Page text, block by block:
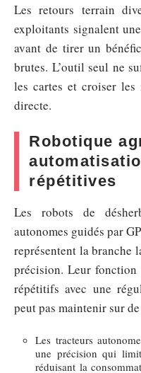
Les retours terrain
exploitants signalent
avant de tirer un
brutes. L’outil seul ne
les cartes et croiser les
directe.
Robotique
répétitives
Les robots de
autonomes guidés par
représentent la branche
précision. Leur fonction
répétitifs avec une
peut pas maintenir sur
Les tracteurs
une précision qui
réduisant la